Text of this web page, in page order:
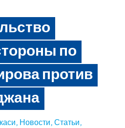
по
против
, Новости,Статьи,